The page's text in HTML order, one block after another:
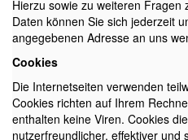
Hierzu sowie zu weiteren
Daten können Sie sich jederzeit
angegebenen Adresse an uns
Cookies
Die Internetseiten verwenden
Cookies richten auf Ihrem
enthalten keine Viren. Cookies
nutzerfreundlicher, effektiver und